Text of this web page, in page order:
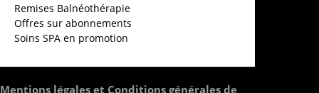
Remises Balnéothérapie
Offres sur abonnements
Soins SPA en promotion
Mentions légales et Conditions générales de